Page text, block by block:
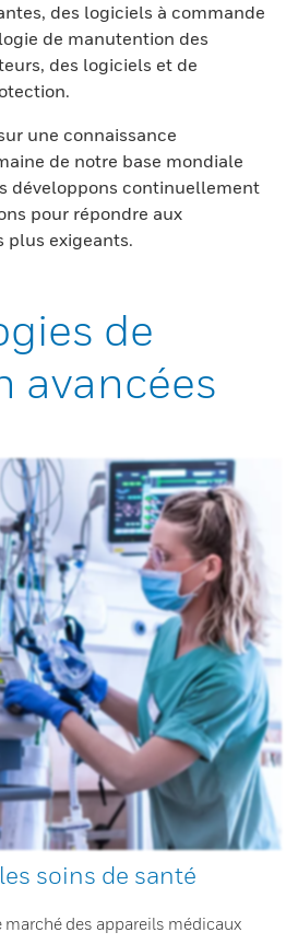
des logiciels à commande
de manutention des
des logiciels et de
une connaissance
de notre base mondiale
développons continuellement
pour répondre aux
plus exigeants.
de
avancées
soins de santé
marché des appareils médicaux